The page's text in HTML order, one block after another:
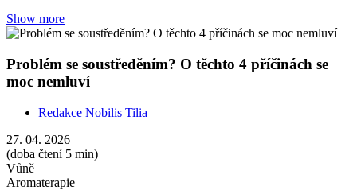
Show more
Problém se soustředěním? O těchto 4 příčinách se
moc nemluví
Redakce Nobilis Tilia
27. 04. 2026
(doba čtení 5 min)
Vůně
Aromaterapie